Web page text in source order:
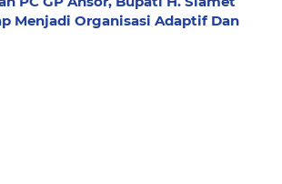
Menjadi Organisasi Adaptif Dan